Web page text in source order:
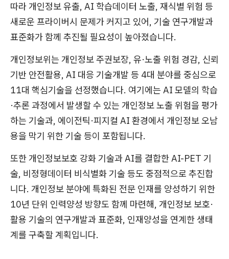
따라 개인정보 유출, AI 학습데이터 노출, 재식별 위험 등
새로운 프라이버시 문제가 커지고 있어, 기술 연구개발과
표준화가 함께 추진될 필요성이 높아졌습니다.
개인정보위는 개인정보 주권보장, 유·노출 위험 경감, 신뢰
기반 안전활용, AI 대응 기술개발 등 4대 분야를 중심으로
11대 핵심기술을 선정했습니다. 여기에는 AI 모델의 학습
·추론 과정에서 발생할 수 있는 개인정보 노출 위험을 평가
하는 기술과, 에이전틱·피지컬 AI 환경에서 개인정보 오남
용을 막기 위한 기술 등이 포함됩니다.
또한 개인정보보호 강화 기술과 AI를 결합한 AI-PET 기
술, 비정형데이터 비식별화 기술 등도 중점적으로 추진합
니다. 개인정보 분야에 특화된 전문 인재를 양성하기 위한
10년 단위 인력양성 방향도 함께 마련해, 개인정보 보호·
활용 기술의 연구개발과 표준화, 인재양성을 연계한 생태
계를 구축할 계획입니다.